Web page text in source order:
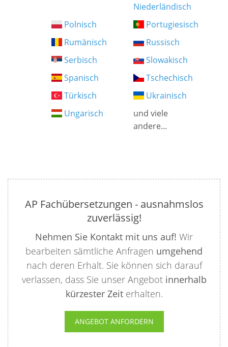
Niederländisch
Polnisch
Portugiesisch
Rumänisch
Russisch
Serbisch
Slowakisch
Spanisch
Tschechisch
Türkisch
Ukrainisch
Ungarisch
und viele
andere...
AP Fachübersetzungen - ausnahmslos
zuverlässig!
Nehmen Sie Kontakt mit uns auf! Wir
bearbeiten sämtliche Anfragen umgehend
nach deren Erhalt. Sie können sich darauf
verlassen, dass Sie unser Angebot innerhalb
kürzester Zeiterhalten.
ANGEBOT ANFORDERN